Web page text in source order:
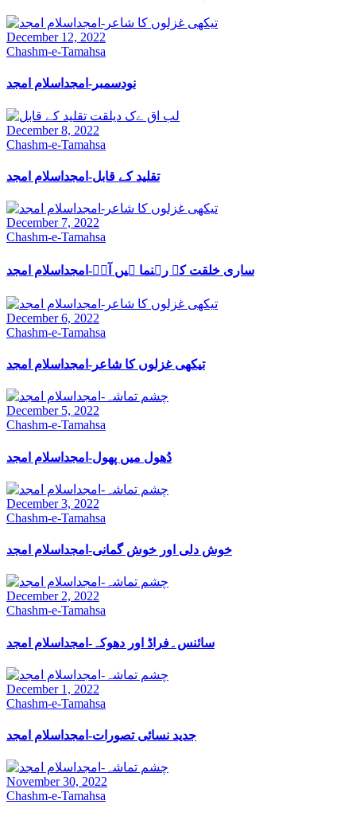
December 12, 2022
Chashm-e-Tamahsa
نودسمبر-امجداسلام امجد
December 8, 2022
Chashm-e-Tamahsa
تقلید کے قابل-امجداسلام امجد
December 7, 2022
Chashm-e-Tamahsa
ساری خلقت کے رہنما ہیں آپؐ-امجداسلام امجد
December 6, 2022
Chashm-e-Tamahsa
تیکھی غزلوں کا شاعر-امجداسلام امجد
December 5, 2022
Chashm-e-Tamahsa
دُھول میں پھول-امجداسلام امجد
December 3, 2022
Chashm-e-Tamahsa
خوش دلی اور خوش گمانی-امجداسلام امجد
December 2, 2022
Chashm-e-Tamahsa
سائنس۔فراڈ اور دھوکہ-امجداسلام امجد
December 1, 2022
Chashm-e-Tamahsa
جدید نسائی تصورات-امجداسلام امجد
November 30, 2022
Chashm-e-Tamahsa